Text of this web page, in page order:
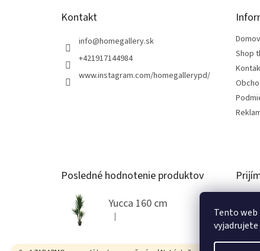
Tento web
Kontakt
info@homegallery.sk
+421917144984
www.instagram.com/homegallerypd/
Domov
Shop
Posledné hodnotenie produktov
Yucca 160 cm
Hodnotenie produktu je 5 z 5 hviezdičiek.
|